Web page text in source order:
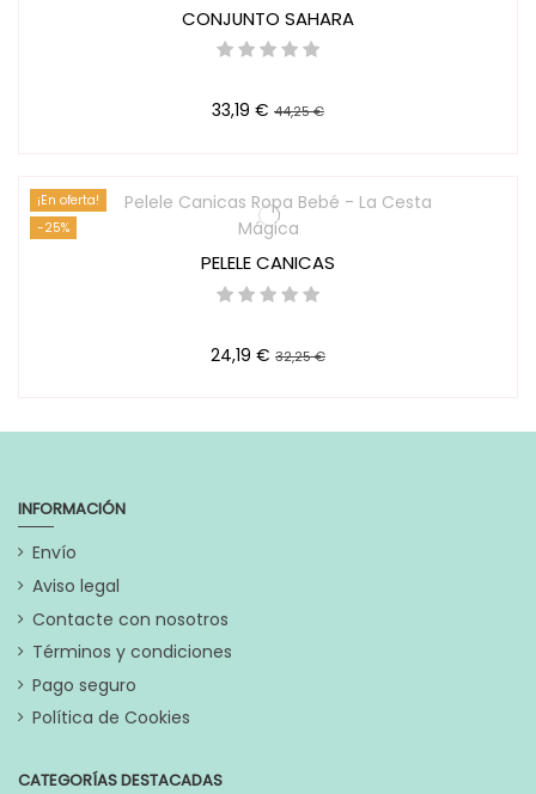
CONJUNTO SAHARA
33,19 € 44,25 €
¡En oferta!
-25%
PELELE CANICAS
24,19 € 32,25 €
INFORMACIÓN
Envío
Aviso legal
Contacte con nosotros
Términos y condiciones
Pago seguro
Política de Cookies
CATEGORÍAS DESTACADAS